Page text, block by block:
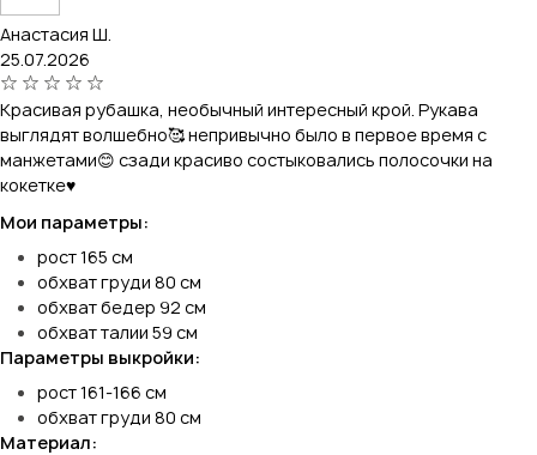
Анастасия Ш.
25.07.2026
Красивая рубашка, необычный интересный крой. Рукава
выглядят волшебно🥰 непривычно было в первое время с
манжетами😊 сзади красиво состыковались полосочки на
кокетке♥️
Мои параметры:
рост 165 см
обхват груди 80 см
обхват бедер 92 см
обхват талии 59 см
Параметры выкройки:
рост 161-166 см
обхват груди 80 см
Материал: